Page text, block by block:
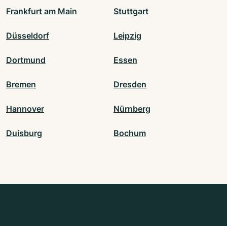
Frankfurt am Main Stuttgart
Düsseldorf Leipzig
Dortmund Essen
Bremen Dresden
Hannover Nürnberg
Duisburg Bochum